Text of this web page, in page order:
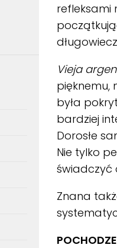
refleksami
Vieja
pięknemu,
była
bardziej
Dorosłe
Nie tylko
świadczyć
Znana